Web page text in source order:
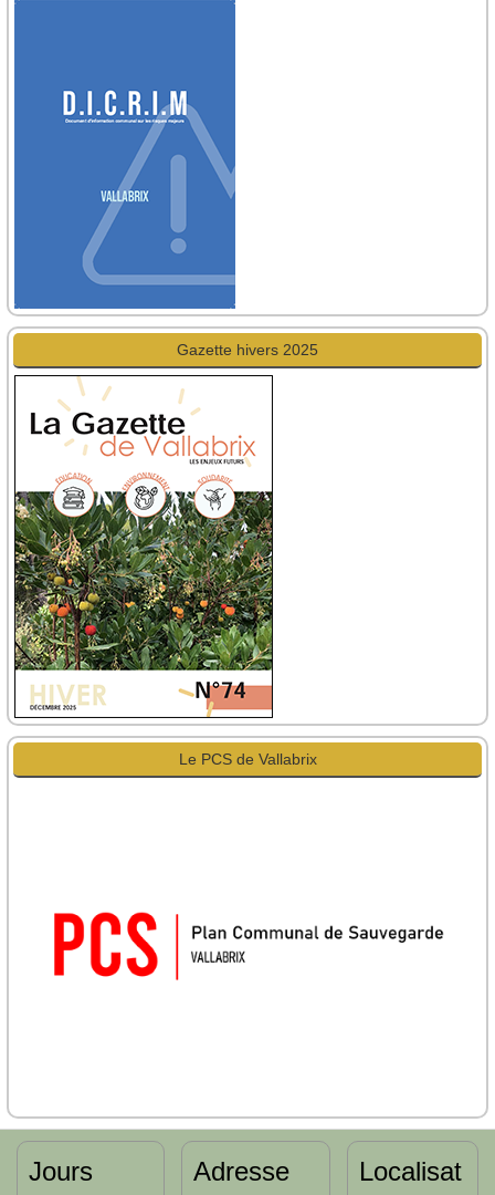
Gazette hivers 2025
Le PCS de Vallabrix
Jours
Adresse
Localisat